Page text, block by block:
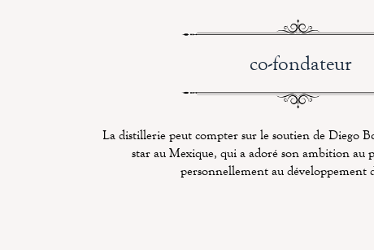
co-fondateur
La distillerie peut comptersur le soutien de Diego
star au Mexique, qui a adoré son ambition au
personnellement au développement